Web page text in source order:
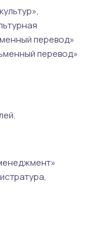
перевод»
перевод»